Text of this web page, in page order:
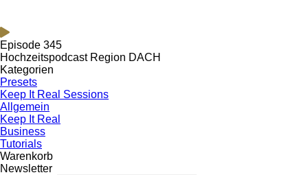
Episode 345
Hochzeitspodcast Region DACH
Kategorien
Presets
Keep It Real Sessions
Allgemein
Keep It Real
Business
Tutorials
Warenkorb
Newsletter